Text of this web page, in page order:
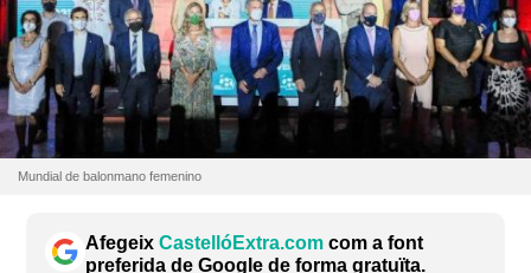
Mundial de balonmano femenino
Afegeix CastellóExtra.com com a font
preferida de Google de forma gratuïta.